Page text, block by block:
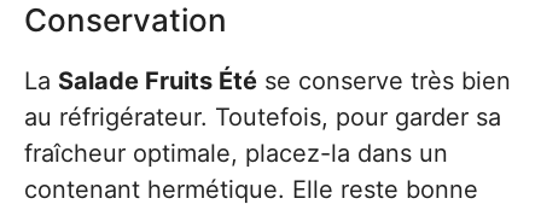
Conservation
La Salade Fruits Été se conserve très bien
au réfrigérateur. Toutefois, pour garder sa
fraîcheur optimale, placez-la dans un
contenant hermétique. Elle reste bonne